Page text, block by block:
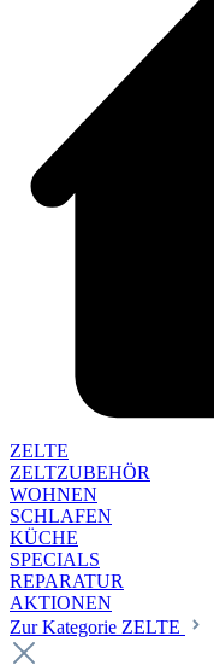
ZELTE
ZELTZUBEHÖR
WOHNEN
SCHLAFEN
KÜCHE
SPECIALS
REPARATUR
AKTIONEN
Zur Kategorie ZELTE